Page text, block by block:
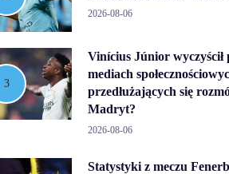
2026-08-06
Vinícius Júnior wyczyścił
mediach
przedłużających się
Madryt?
2026-08-06
Statystyki z meczu